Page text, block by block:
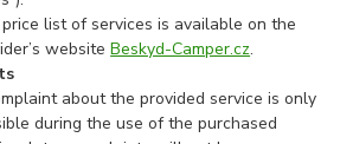
list of services is available on the
websiteBeskyd-Camper.cz.
about the provided service is only
during the use of the purchased